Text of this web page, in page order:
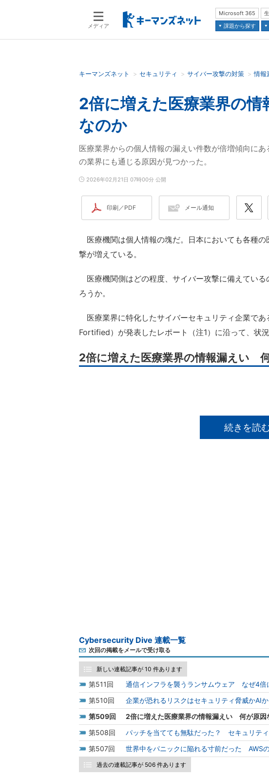
メディア
Microsoft 365
課題から探す
検索語を入力してください
キーマンズネット セキュリティ サイバー攻撃の対策 情報
2倍に増えた医療業界の
なのか
医療業界からの個人情報の漏えい件数が倍増傾向に
の業界にも通じる原因が見つかった。
2026年02月21日 07時00分 公開
印刷／PDF メール通知
医療機関は個人情報の塊だ。日本においても各種の
撃が増えている。
医療機関側はどの程度、サイバー攻撃に備えてい
ろうか。
医療業界に特化したサイバーセキュリティ企業で
Fortified）が発表したレポート（注1）に沿って、状況
2倍に増えた医療業界の情報漏えい
続きを読
Cybersecurity Dive 連載一覧
次回の掲載をメールで受け取る
新しい連載記事が 10 件あります
511
通信インフラを襲うランサムウェア なぜ4倍
510
企業が恐れるリスクはセキュリティ脅威かAIか
509
2倍に増えた医療業界の情報漏えい 何が原因
508
パッチを当てても無駄だった？ セキュリテ
507
世界中をパニックに陥れる寸前だった AWS
過去の連載記事が 506 件あります